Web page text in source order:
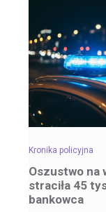
Kronika policyjna
Oszustwo na
straciła 45
bankowca